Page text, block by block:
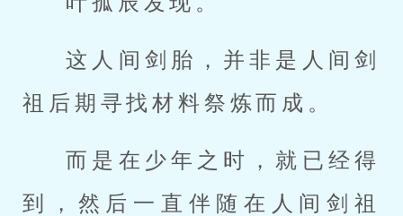
这人间剑胎，并非是人间剑
祖后期寻找材料祭炼而成。
而是在少年之时，就已经得
到，然后一直伴随在人间剑祖